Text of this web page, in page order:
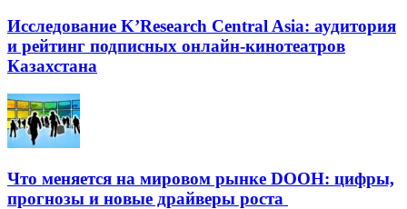
Исследование K’Research Central Asia: аудитория
и рейтинг подписных онлайн-кинотеатров
Казахстана
Что меняется на мировом рынке DOOH: цифры,
прогнозы и новые драйверы роста